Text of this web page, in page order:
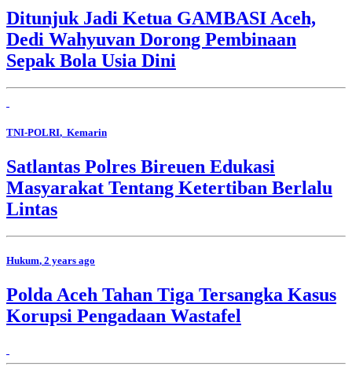
Ditunjuk Jadi Ketua GAMBASI Aceh,
Dedi Wahyuvan Dorong Pembinaan
Sepak Bola Usia Dini
TNI-POLRI, Kemarin
Satlantas Polres Bireuen Edukasi
Masyarakat Tentang Ketertiban Berlalu
Lintas
Hukum, 2 years ago
Polda Aceh Tahan Tiga Tersangka Kasus
Korupsi Pengadaan Wastafel